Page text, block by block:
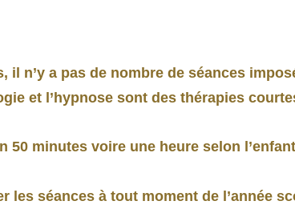
il n’y a pas de nombre de séances
et l’hypnose sont des thérapies
50 minutes voire une heure selon
les séances à tout moment de l’année